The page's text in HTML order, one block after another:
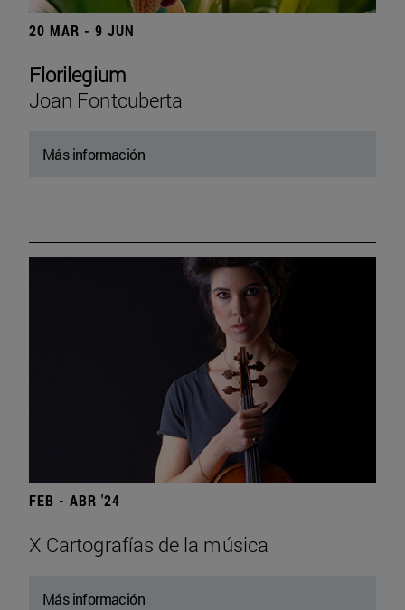
20 MAR - 9 JUN
Florilegium
Joan Fontcuberta
Más información
FEB - ABR '24
X Cartografías de la música
Más información